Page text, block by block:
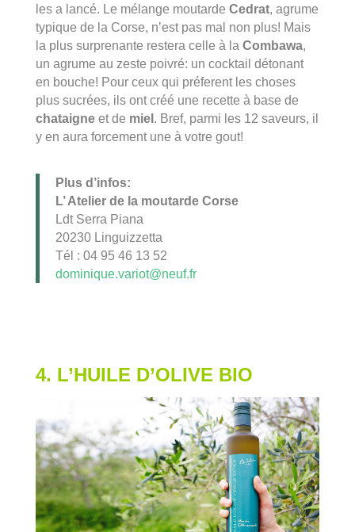
les a lancé. Le mélange moutarde Cedrat, agrume
typique de la Corse, n’est pas mal non plus! Mais
la plus surprenante restera celle à la Combawa,
un agrume au zeste poivré: un cocktail détonant
en bouche! Pour ceux qui préferent les choses
plus sucrées, ils ont créé une recette à base de
chataigneet de miel . Bref, parmi les 12 saveurs, il
y en aura forcement une à votre gout!
Plus d’infos:
L’ Atelier de la moutarde Corse
Ldt Serra Piana
20230 Linguizzetta
Tél : 04 95 46 13 52
dominique.variot@neuf.fr
4. L’HUILE D’OLIVE BIO